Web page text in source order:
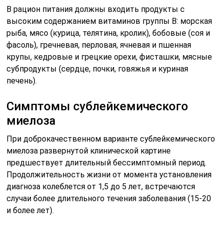
В рацион питания должны входить продукты с
высоким содержанием витаминов группы В: морская
рыба, мясо (курица, телятина, кролик), бобовые (соя и
фасоль), гречневая, перловая, ячневая и пшенная
крупы, кедровые и грецкие орехи, фисташки, мясные
субпродукты (сердце, почки, говяжья и куриная
печень).
Симптомы сублейкемического
миелоза
При доброкачественном варианте сублейкемического
миелоза развернутой клинической картине
предшествует длительный бессимптомный период.
Продолжительность жизни от момента установления
диагноза колеблется от 1,5 до 5 лет, встречаются
случаи более длительного течения заболевания (15-20
и более лет).